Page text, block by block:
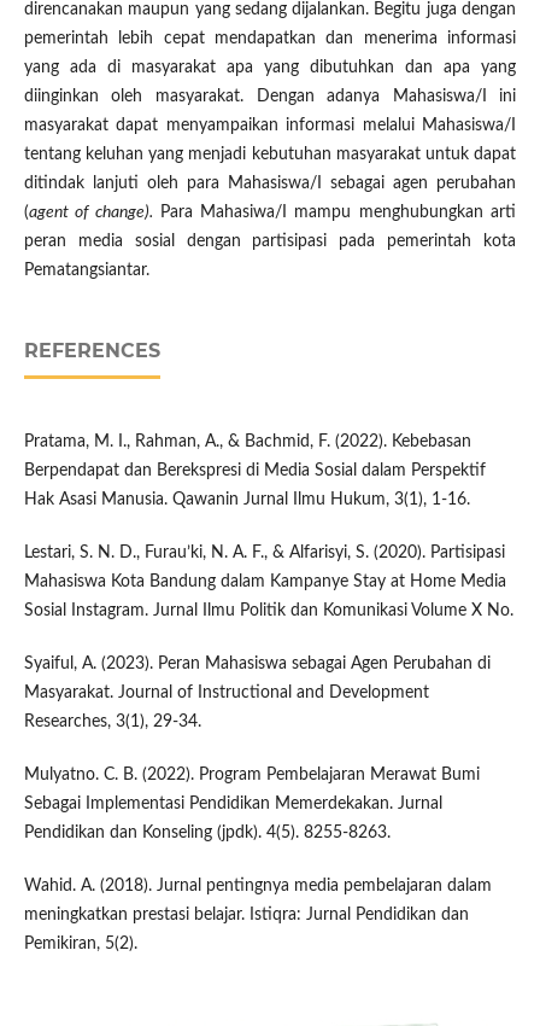
direncanakan maupun yang sedang dijalankan. Begitu juga dengan
pemerintah lebih cepat mendapatkan dan menerima informasi
yang ada di masyarakat apa yang dibutuhkan dan apa yang
diinginkan oleh masyarakat. Dengan adanya Mahasiswa/I ini
masyarakat dapat menyampaikan informasi melalui Mahasiswa/I
tentang keluhan yang menjadi kebutuhan masyarakat untuk dapat
ditindak lanjuti oleh para Mahasiswa/I sebagai agen perubahan
(agent of change). Para Mahasiwa/I mampu menghubungkan arti
peran media sosial dengan partisipasi pada pemerintah kota
Pematangsiantar.
REFERENCES
Pratama, M. I., Rahman, A., & Bachmid, F. (2022). Kebebasan
Berpendapat dan Berekspresi di Media Sosial dalam Perspektif
Hak Asasi Manusia. Qawanin Jurnal Ilmu Hukum, 3(1), 1-16.
Lestari, S. N. D., Furau’ki, N. A. F., & Alfarisyi, S. (2020). Partisipasi
Mahasiswa Kota Bandung dalam Kampanye Stay at Home Media
Sosial Instagram. Jurnal Ilmu Politik dan Komunikasi Volume X No.
Syaiful, A. (2023). Peran Mahasiswa sebagai Agen Perubahan di
Masyarakat. Journal of Instructional and Development
Researches, 3(1), 29-34.
Mulyatno. C. B. (2022). Program Pembelajaran Merawat Bumi
Sebagai Implementasi Pendidikan Memerdekakan. Jurnal
Pendidikan dan Konseling (jpdk). 4(5). 8255-8263.
Wahid. A. (2018). Jurnal pentingnya media pembelajaran dalam
meningkatkan prestasi belajar. Istiqra: Jurnal Pendidikan dan
Pemikiran, 5(2).